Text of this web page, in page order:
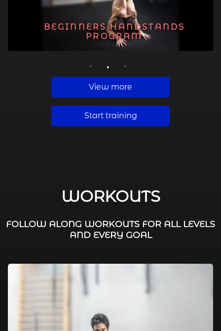
BEGINNERS HANDSTANDS
PROGRAM
1 2 3
View more
Start training
WORKOUTS
FOLLOW ALONG WORKOUTS FOR ALL LEVELS
AND EVERY GOAL